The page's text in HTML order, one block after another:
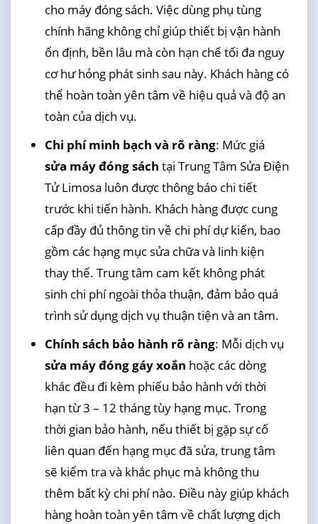
cho máy đóng sách. Việc dùng phụ tùng
chính hãng không chỉ giúp thiết bị vận hành
ổn định, bền lâu mà còn hạn chế tối đa nguy
cơ hư hỏng phát sinh sau này. Khách hàng có
thể hoàn toàn yên tâm về hiệu quả và độ an
toàn của dịch vụ.
Chi phí minh bạch và rõ ràng: Mức giá
sửa máy đóng sách tại Trung Tâm Sửa Điện
Tử Limosa luôn được thông báo chi tiết
trước khi tiến hành. Khách hàng được cung
cấp đầy đủ thông tin về chi phí dự kiến, bao
gồm các hạng mục sửa chữa và linh kiện
thay thế. Trung tâm cam kết không phát
sinh chi phí ngoài thỏa thuận, đảm bảo quá
trình sử dụng dịch vụ thuận tiện và an tâm.
Chính sách bảo hành rõ ràng: Mỗi dịch vụ
sửa máy đóng gáy xoắn hoặc các dòng
khác đều đi kèm phiếu bảo hành với thời
hạn từ 3 – 12 tháng tùy hạng mục. Trong
thời gian bảo hành, nếu thiết bị gặp sự cố
liên quan đến hạng mục đã sửa, trung tâm
sẽ kiểm tra và khắc phục mà không thu
thêm bất kỳ chi phí nào. Điều này giúp khách
hàng hoàn toàn yên tâm về chất lượng dịch